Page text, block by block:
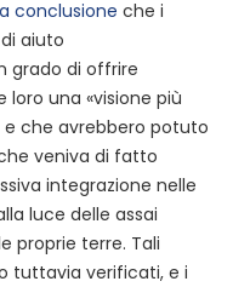
conclusione che i
aiuto
grado di offrire
una «visione più
che avrebbero potuto
veniva di fatto
integrazione nelle
luce delle assai
proprie terre. Tali
tuttavia verificati, e i